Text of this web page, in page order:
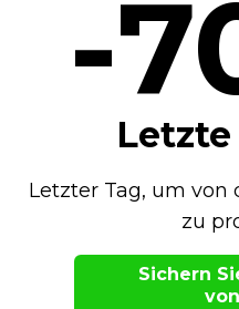
-
Letzter Tag, um von
zu
Sichern